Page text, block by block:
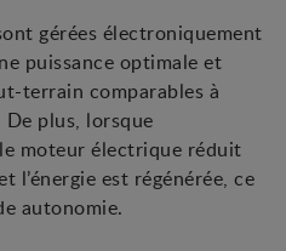
gérées électroniquement
puissance optimale et
terrain comparables à
De plus, lorsque
moteur électrique réduit
l’énergie est régénérée, ce
autonomie.